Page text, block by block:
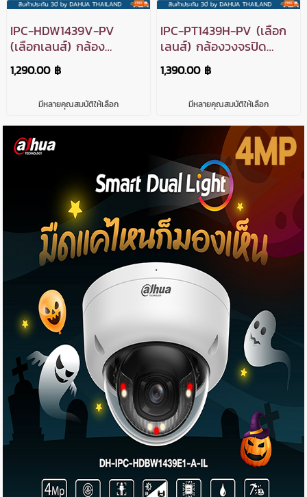
IPC-HDW1439V-PV
(เลือกเลนส์) กล้อง
วงจรปิด Dahua Smart
Dual Light Active
PoE (โต้ตอบ)
1,290.00 ฿
มีหลายคุณสมบัติให้เลือก
IPC-PT1439H-PV (เลือก
เลนส์) กล้องวงจรปิด
Dahua Smart Dual
Light Active Deterrence
(โต้ตอบ)
1,390.00 ฿
มีหลายคุณสมบัติให้เลือก